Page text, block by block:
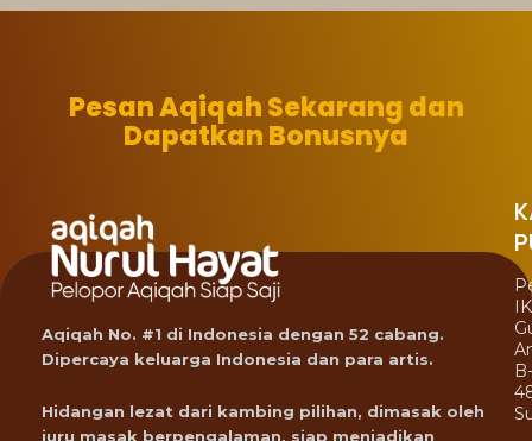
Pesan Aqiqah Sekarang dan
Dapatkan Bonusnya
Aqiqah No. #1 di Indonesia dengan 52 cabang.
Dipercaya keluarga Indonesia dan para artis.
Hidangan lezat dari kambing pilihan, dimasak oleh
juru masak berpengalaman, siap menjadikan
B-